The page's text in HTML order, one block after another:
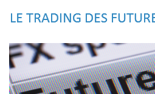
principal